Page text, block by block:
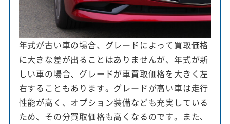
年式が古い車の場合、グレードによって買取価格
に大きな差が出ることはありませんが、年式が新
しい車の場合、グレードが車買取価格を大きく左
右することもあります。グレードが高い車は走行
性能が高く、オプション装備なども充実している
ため、その分買取価格も高くなるのです。また、